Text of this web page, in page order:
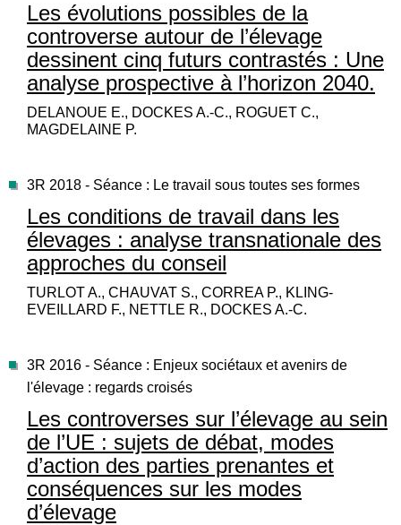
Les évolutions possibles de la
controverse autour de l’élevage
dessinent cinq futurs contrastés : Une
analyse prospective à l’horizon 2040.
DELANOUE E., DOCKES A.-C., ROGUET C.,
MAGDELAINE P.
3R 2018 - Séance : Le travail sous toutes ses formes
Les conditions de travail dans les
élevages : analyse transnationale des
approches du conseil
TURLOT A., CHAUVAT S., CORREA P., KLING-
EVEILLARD F., NETTLE R., DOCKES A.-C.
3R 2016 - Séance : Enjeux sociétaux et avenirs de
l'élevage : regards croisés
Les controverses sur l’élevage au sein
de l’UE : sujets de débat, modes
d’action des parties prenantes et
conséquences sur les modes
d’élevage